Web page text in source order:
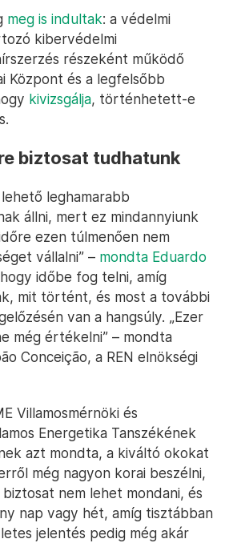
meg is indultak: a védelmi
kibervédelmi
részeként működő
Központ és a legfelsőbb
kivizsgálja, történhetett-e
biztosat tudhatunk
leghamarabb
állni, mert ez mindannyiunk
ezen túlmenően nem
vállalni” – mondta Eduardo
időbe fog telni, amíg
mit történt, és most a további
van a hangsúly. „Ezer
még értékelni” – mondta
Conceição, a REN elnökségi
Villamosmérnöki és
Energetika Tanszékének
azt mondta, a kiváltó okokat
még nagyon korai beszélni,
nem lehet mondani, és
nap vagy hét, amíg tisztábban
jelentés pedig még akár